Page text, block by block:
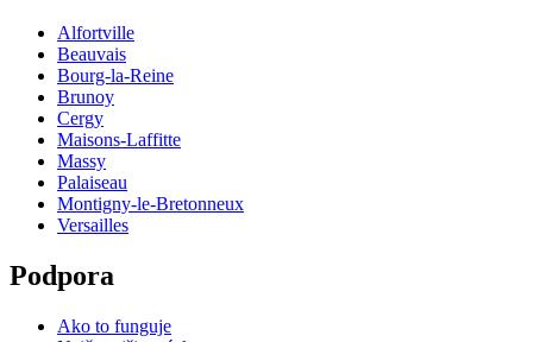
Alfortville
Beauvais
Bourg-la-Reine
Brunoy
Cergy
Maisons-Laffitte
Massy
Palaiseau
Montigny-le-Bretonneux
Versailles
Podpora
Ako to funguje